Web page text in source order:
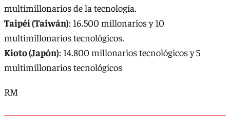
multimillonarios de la tecnología.
Taipéi (Taiwán): 16.500 millonarios y 10
multimillonarios tecnológicos.
Kioto (Japón): 14.800 millonarios tecnológicos y 5
multimillonarios tecnológicos
RM